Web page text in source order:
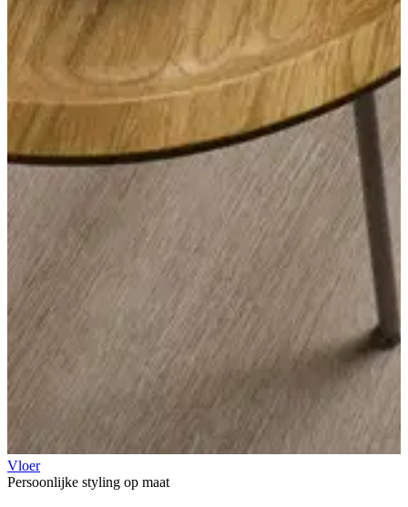
Vloer
Persoonlijke styling op maat